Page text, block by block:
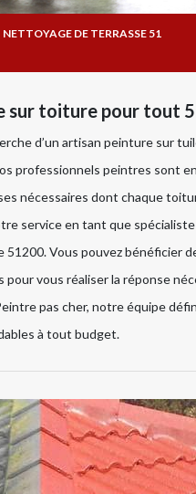
NETTOYAGE DE TERRASSE 51
sur toiture pour tout
d’un artisan peinture sur
professionnels peintres sont
nécessaires dont chaque
service en tant que spécialiste
Vous pouvez bénéficier
pour vous réaliser la réponse
pas cher, notre équipe
à tout budget.